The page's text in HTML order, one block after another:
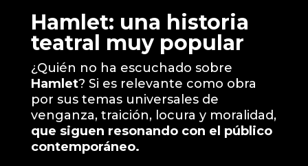
Hamlet: una historia
teatral muy popular
¿Quién no ha escuchado sobre
Hamlet? Si es relevante como obra
por sus temas universales de
venganza, traición, locura y moralidad,
que siguen resonando con el público
contemporáneo.